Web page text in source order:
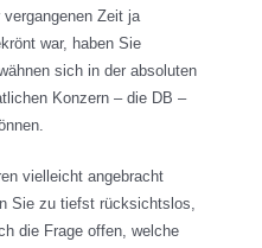
Zeit ja
war, haben Sie
sich in der absoluten
Konzern – die DB –
vielleicht angebracht
Sie zu tiefst rücksichtslos,
die Frage offen, welche